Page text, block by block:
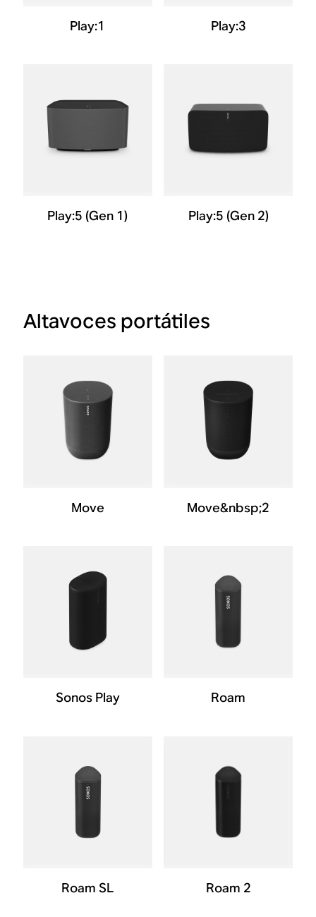
Play:1 Play:3
Play:5 (Gen 1) Play:5 (Gen 2)
Altavoces portátiles
Move Move&nbsp;2
Sonos Play Roam
Roam SL Roam 2